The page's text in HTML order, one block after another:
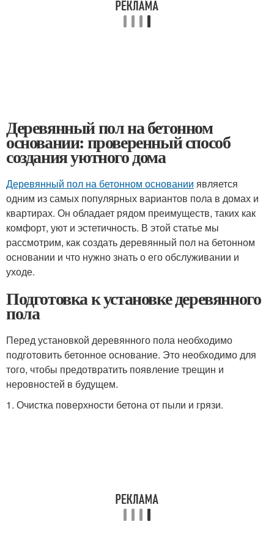
Деревянный пол на бетонном
основании: проверенный способ
создания уютного дома
Деревянный пол на бетонном основании является
одним из самых популярных вариантов пола в домах и
квартирах. Он обладает рядом преимуществ, таких как
комфорт, уют и эстетичность. В этой статье мы
рассмотрим, как создать деревянный пол на бетонном
основании и что нужно знать о его обслуживании и
уходе.
Подготовка к установке деревянного
пола
Перед установкой деревянного пола необходимо
подготовить бетонное основание. Это необходимо для
того, чтобы предотвратить появление трещин и
неровностей в будущем.
1. Очистка поверхности бетона от пыли и грязи.